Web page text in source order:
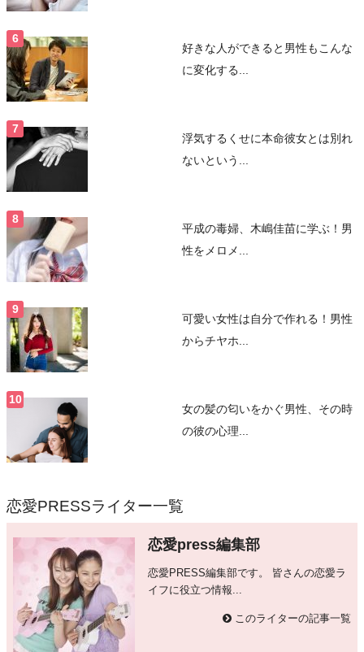
好きな人ができると男性もこんな
に変化する...
浮気するくせに本命彼女とは別れ
ないという...
平成の毒婦、木嶋佳苗に学ぶ！男
性をメロメ...
可愛い女性は自分で作れる！男性
からチヤホ...
女の髪の匂いをかぐ男性、その時
の彼の心理...
恋愛PRESSライター一覧
恋愛press編集部
恋愛PRESS編集部です。 皆さんの恋愛ラ
イフに役立つ情報...
このライターの記事一覧